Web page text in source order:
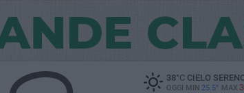
38°CCIELO
OGGI MIN 25.5° MAX